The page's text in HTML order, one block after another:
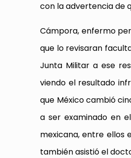
con la advertencia de
Cámpora, enfermo
que lo revisaran
Junta Militar a ese
viendo el resultado
que México cambió
a ser examinado en
mexicana, entre ellos
también asistió el